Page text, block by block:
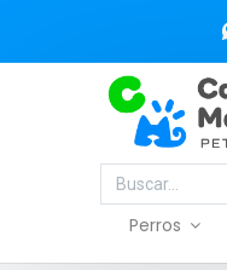
Perros